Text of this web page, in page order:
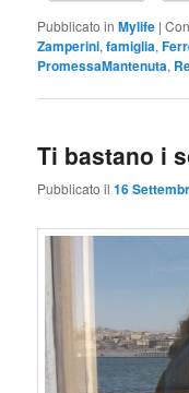
Pubblicato in Mylife |
Zamperini,famiglia,
PromessaMantenuta,
Ti bastano i
Pubblicato il16